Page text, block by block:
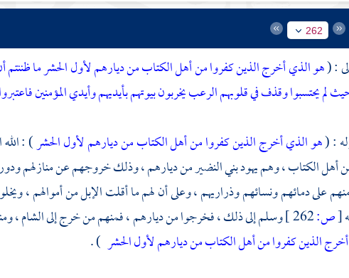
262
: (هو الذي أخرج الذين كفروا من أهل الكتاب من ديارهم لأول الحشر ما ظننتم
لم يحتسبوا وقذف في قلوبهم الرعب يخربون بيوتهم بأيديهم وأيدي المؤمنين
: (هو الذي أخرج الذين كفروا من أهل الكتاب من ديارهم لأول الحشر) :
أهل الكتاب ، وهم يهودبني النضيرمن ديارهم ، وذلك خروجهم عن منازلهم
على دمائهم ونسائهم وذراريهم ، وعلى أن لهم ما أقلت الإبل من أموالهم ،
[ص: وسلم إلى ذلك ، فخرجوا من ديارهم ، فمنهم من خرج إلى الشام ،
الذين كفروا من أهل الكتاب من ديارهم لأول الحشر ) .